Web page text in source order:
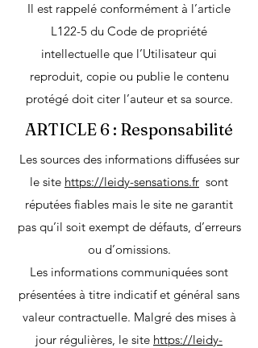
Il est rappelé conformément à l’article
L122-5 du Code de propriété
intellectuelle que l’Utilisateur qui
reproduit, copie ou publie le contenu
protégé doit citer l’auteur et sa source.
ARTICLE 6 : Responsabilité
Les sources des informations diffusées sur
le site https://leidy-sensations.fr sont
réputées fiables mais le site ne garantit
pas qu’il soit exempt de défauts, d’erreurs
ou d’omissions.
Les informations communiquées sont
présentées à titre indicatif et général sans
valeur contractuelle. Malgré des mises à
jour régulières, le site https://leidy-